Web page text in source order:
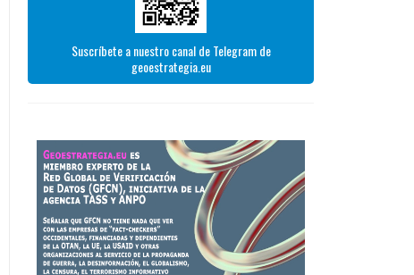
Suscríbete a nuestro canal de Telegram de
geoestrategia.eu